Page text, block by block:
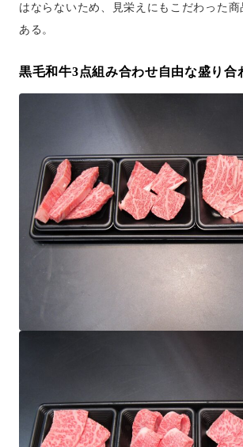
はならないため、見栄えにもこだわった
ある。
黒毛和牛3点組み合わせ自由な盛り合